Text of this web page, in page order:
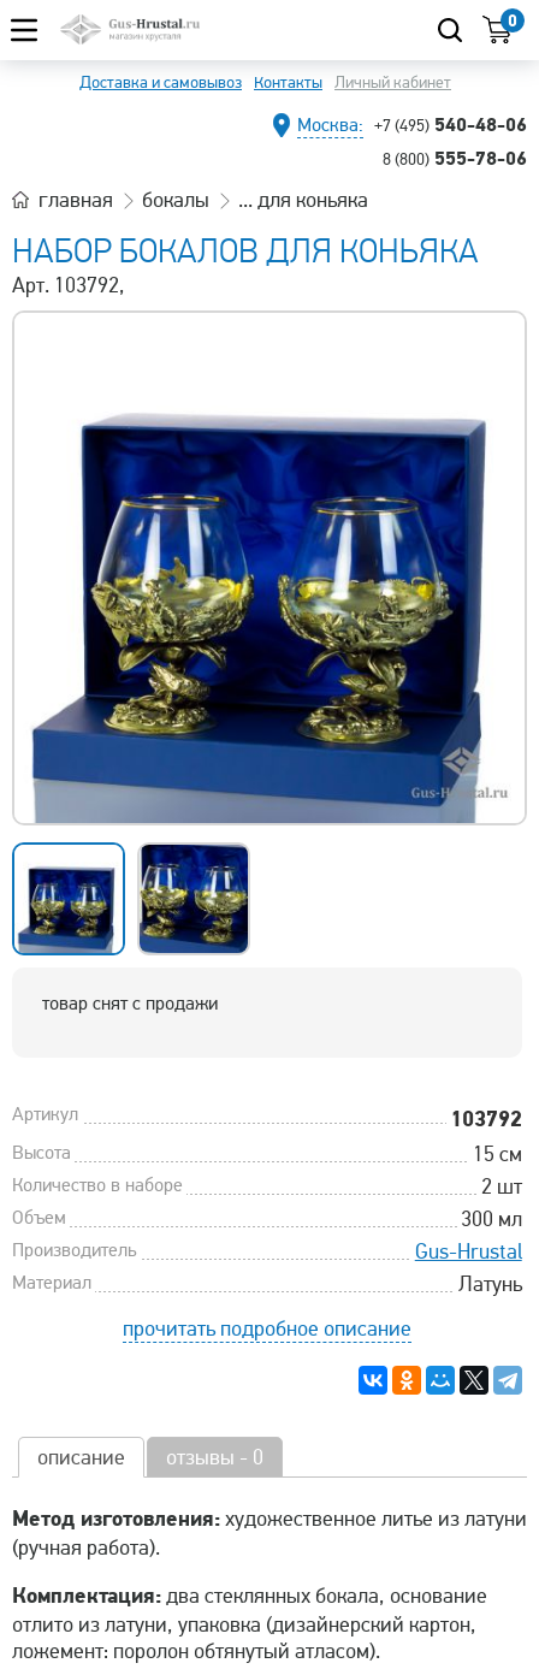
0
Доставка и самовывоз Контакты Личный кабинет
Москва: +7 (495) 540-48-06
8 (800) 555-78-06
главная бокалы ... для коньяка
НАБОР БОКАЛОВ ДЛЯ КОНЬЯКА
Арт. 103792,
товар снят с продажи
Артикул 103792
Высота 15 см
Количество в наборе 2 шт
Объем 300 мл
Производитель Gus-Hrustal
Материал
Латунь
прочитать подробное описание
описание отзывы - 0
Метод изготовления:художественное литье из латуни
(ручная работа).
Комплектация:два стеклянных бокала, основание
отлито из латуни, упаковка (дизайнерский картон,
ложемент: поролон обтянутый атласом).